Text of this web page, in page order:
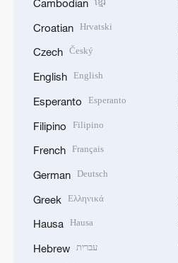
Cambodian
Croatian Hrvatski
Czech Český
English English
Esperanto Esperanto
Filipino Filipino
French Français
German Deutsch
Greek Ελληνικά
Hausa Hausa
Hebrew עברית